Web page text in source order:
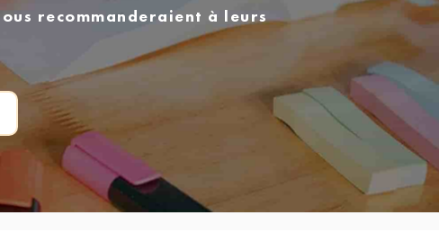
recommanderaient à leurs